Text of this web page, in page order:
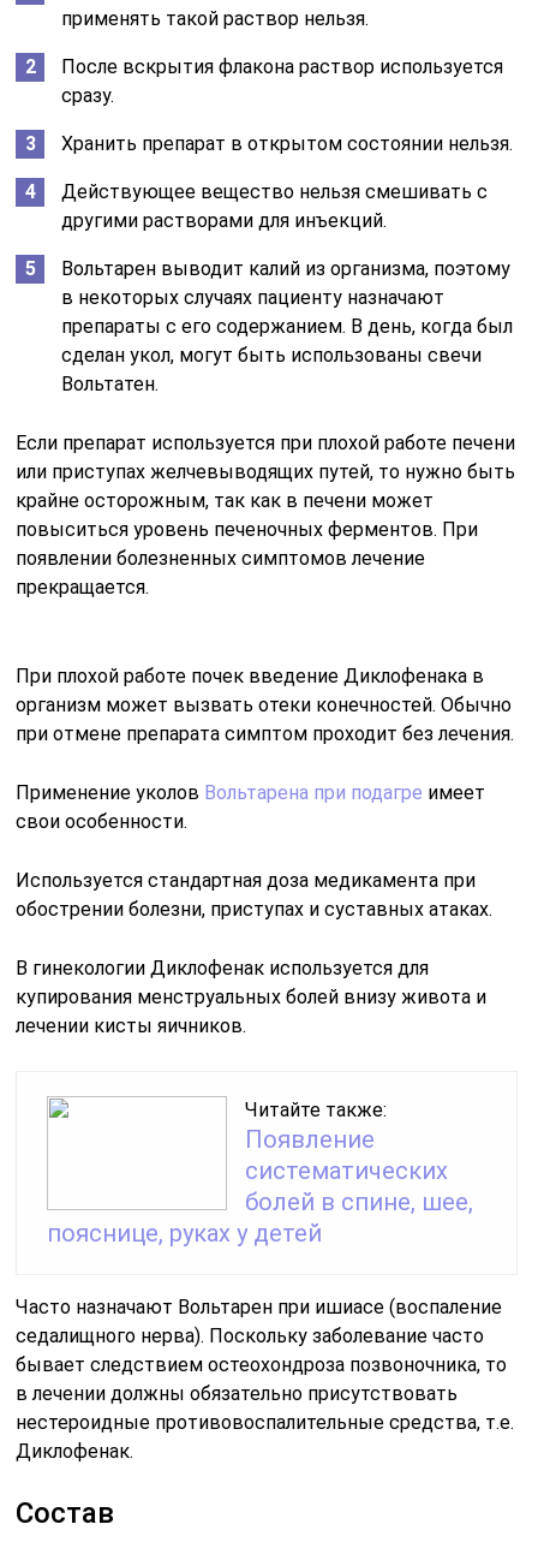
применять такой раствор нельзя.
После вскрытия флакона раствор используется
сразу.
Хранить препарат в открытом состоянии нельзя.
Действующее вещество нельзя смешивать с
другими растворами для инъекций.
Вольтарен выводит калий из организма, поэтому
в некоторых случаях пациенту назначают
препараты с его содержанием. В день, когда был
сделан укол, могут быть использованы свечи
Вольтатен.
Если препарат используется при плохой работе печени
или приступах желчевыводящих путей, то нужно быть
крайне осторожным, так как в печени может
повыситься уровень печеночных ферментов. При
появлении болезненных симптомов лечение
прекращается.
При плохой работе почек введение Диклофенака в
организм может вызвать отеки конечностей. Обычно
при отмене препарата симптом проходит без лечения.
Применение уколов Вольтарена при подагре имеет
свои особенности.
Используется стандартная доза медикамента при
обострении болезни, приступах и суставных атаках.
В гинекологии Диклофенак используется для
купирования менструальных болей внизу живота и
лечении кисты яичников.
Читайте также:
Появление
систематических
болей в спине, шее,
пояснице, руках у детей
Часто назначают Вольтарен при ишиасе (воспаление
седалищного нерва). Поскольку заболевание часто
бывает следствием остеохондроза позвоночника, то
в лечении должны обязательно присутствовать
нестероидные противовоспалительные средства, т.е.
Диклофенак.
Состав